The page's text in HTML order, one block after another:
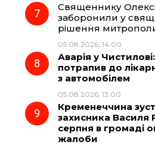
Священнику
заборонили у
рішення
05.08.2026, 14:00
Аварія у
потрапив до
з автомобілем
05.08.2026, 13:00
Кременеччина
захисника Василя
серпня в громаді
жалоби